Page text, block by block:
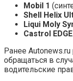
Mobil 1
Shell Helix
Liqui Moly
Castrol EDGE.
Ранее
обращаться в
водительские